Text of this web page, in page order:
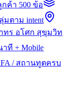
ค้า 500 ข้อ
มตาม intent
ทร อโศก สุขุมวิท
ที + Mobile
/ สถานทูตครบ